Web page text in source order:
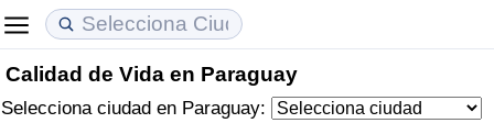
Calidad de Vida en Paraguay
Selecciona ciudad en Paraguay:
Coste de vida
Precios de las propiedades
Calidad de Vida